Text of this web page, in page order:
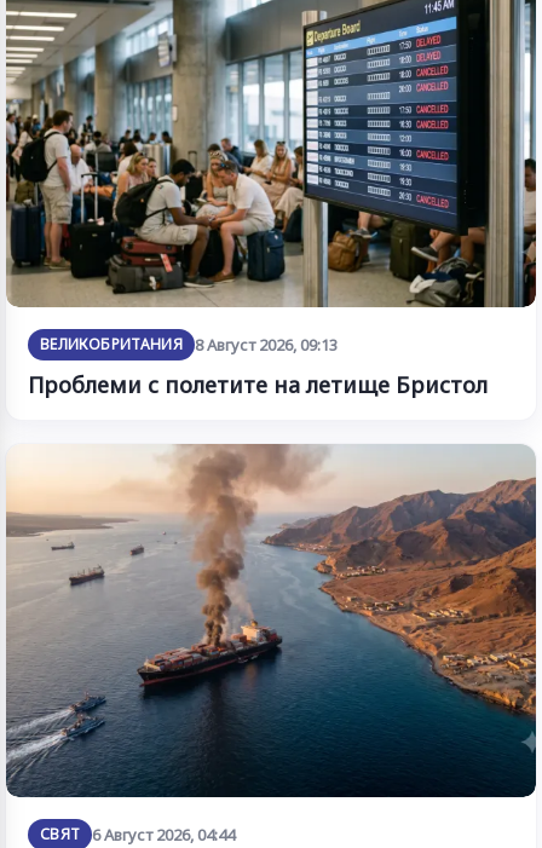
ВЕЛИКОБРИТАНИЯ 8 Август 2026, 09:13
Проблеми с полетите на летище Бристол
СВЯТ 6 Август 2026, 04:44